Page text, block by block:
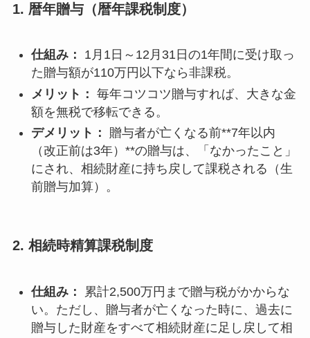
1. 暦年贈与（暦年課税制度）
仕組み：
1月1日～12月31日の1年間に受け取っ
た贈与額が110万円以下なら非課税。
メリット： 毎年コツコツ贈与すれば、大きな金
額を無税で移転できる。
デメリット：
贈与者が亡くなる前**7年以内
（改正前は3年）**の贈与は、「なかったこと」
にされ、相続財産に持ち戻して課税される（生
前贈与加算）。
2. 相続時精算課税制度
仕組み：
累計2,500万円まで贈与税がかからな
い。ただし、贈与者が亡くなった時に、過去に
贈与した財産をすべて相続財産に足し戻して相